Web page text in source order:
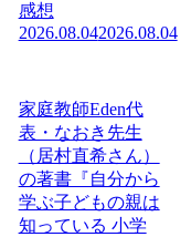
感想
2026.08.042026.08.04
家庭教師Eden代
表・なおき先生
（居村直希さん）
の著書『自分から
学ぶ子どもの親は
知っている 小学